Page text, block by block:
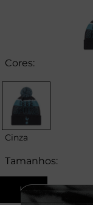
Cores:
Cinza
Tamanhos:
U